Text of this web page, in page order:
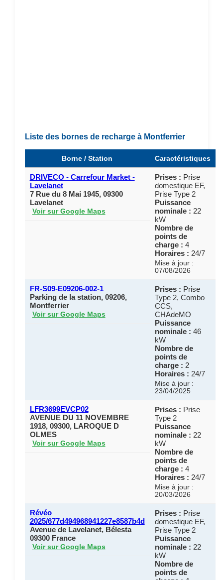
Liste des bornes de recharge à Montferrier
Borne / Station Caractéristiques
DRIVECO - Carrefour Market -
Lavelanet
7 Rue du 8 Mai 1945, 09300
Lavelanet
Voir sur Google Maps
Prises : Prise
domestique EF,
Prise Type 2
Puissance
nominale : 22
kW
Nombre de
points de
charge : 4
Horaires : 24/7
Mise à jour :
07/08/2026
FR-S09-E09206-002-1
Parking de la station, 09206,
Montferrier
Voir sur Google Maps
Prises : Prise
Type 2, Combo
CCS,
CHAdeMO
Puissance
nominale : 46
kW
Nombre de
points de
charge : 2
Horaires : 24/7
Mise à jour :
23/04/2025
LFR3699EVCP02
AVENUE DU 11 NOVEMBRE
1918, 09300, LAROQUE D
OLMES
Voir sur Google Maps
Prises : Prise
Type 2
Puissance
nominale : 22
kW
Nombre de
points de
charge : 4
Horaires : 24/7
Mise à jour :
20/03/2026
Révéo
2025/677d494968941227e8587b4d
Avenue de Lavelanet, Bélesta
09300 France
Voir sur Google Maps
Prises : Prise
domestique EF,
Prise Type 2
Puissance
nominale : 22
kW
Nombre de
points de